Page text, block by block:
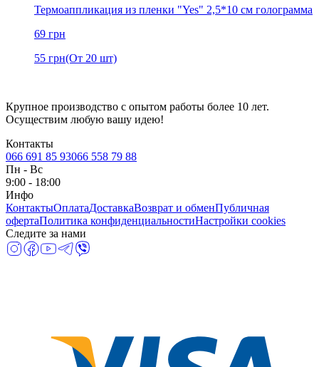
Термоаппликация из пленки "Yes" 2,5*10 см голограмма
69 грн
55 грн(От 20 шт)
Крупное производство с опытом работы более 10 лет.
Осуществим любую вашу идею!
Контакты
066 691 85 93066 558 79 88
Пн - Вс
9:00 - 18:00
Инфо
КонтактыОплатаДоставкаВозврат и обменПубличная
офертаПолитика конфиденциальностиНастройки cookies
Следите за нами